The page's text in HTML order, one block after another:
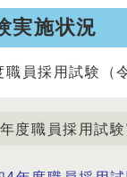
実施状況
職員採用試験（
度職員採用試験